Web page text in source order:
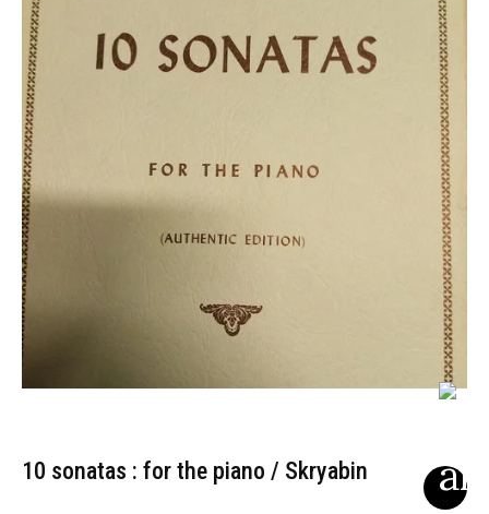
10 sonatas : for the piano / Skryabin